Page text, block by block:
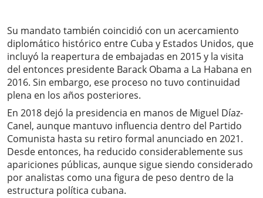
Su mandato también coincidió con un acercamiento
diplomático histórico entre Cuba y Estados Unidos, que
incluyó la reapertura de embajadas en 2015 y la visita
del entonces presidente Barack Obama a La Habana en
2016. Sin embargo, ese proceso no tuvo continuidad
plena en los años posteriores.
En 2018 dejó la presidencia en manos de Miguel Díaz-
Canel, aunque mantuvo influencia dentro del Partido
Comunista hasta su retiro formal anunciado en 2021.
Desde entonces, ha reducido considerablemente sus
apariciones públicas, aunque sigue siendo considerado
por analistas como una figura de peso dentro de la
estructura política cubana.